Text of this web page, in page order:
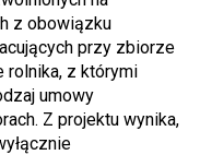
z obowiązku
przy zbiorze
z którymi
umowy
Z projektu wynika,